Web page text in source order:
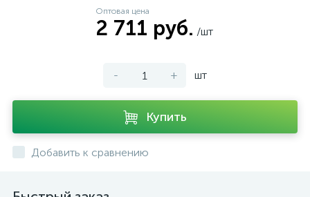
Оптовая цена
2 711 руб. /шт
- + шт
Купить
Добавить к сравнению